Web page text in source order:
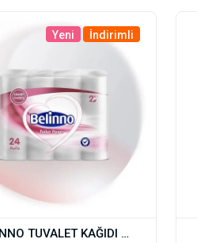
Yeni İndirimli
BELİNNO TUVALET KAĞIDI 3X24 72 ADET